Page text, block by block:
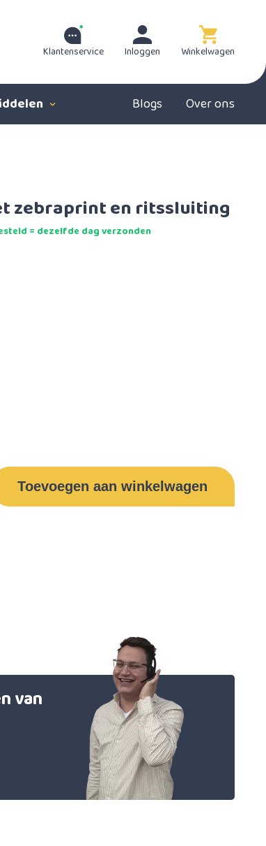
Klantenservice Inloggen Winkelwagen
Blogs Over ons
zebraprint en ritssluiting
= dezelfde dag verzonden
Toevoegen aan winkelwagen
van